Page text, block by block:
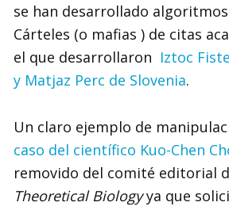
se han desarrollado
Cárteles (o mafias ) de citas
el que desarrollaron Iztoc
y Matjaz Perc de Slovenia.
Un claro ejemplo de
caso del científico Kuo-Chen
removido del comité editorial
Theoretical Biologyya que